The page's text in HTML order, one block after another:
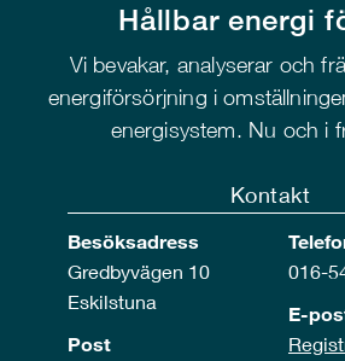
Hållbar energi
Vi bevakar, analyserar och
energiförsörjning i
energisystem. Nu och i
Kontakt
Besöksadress
Gredbyvägen 10
Eskilstuna
Post
016-
E-